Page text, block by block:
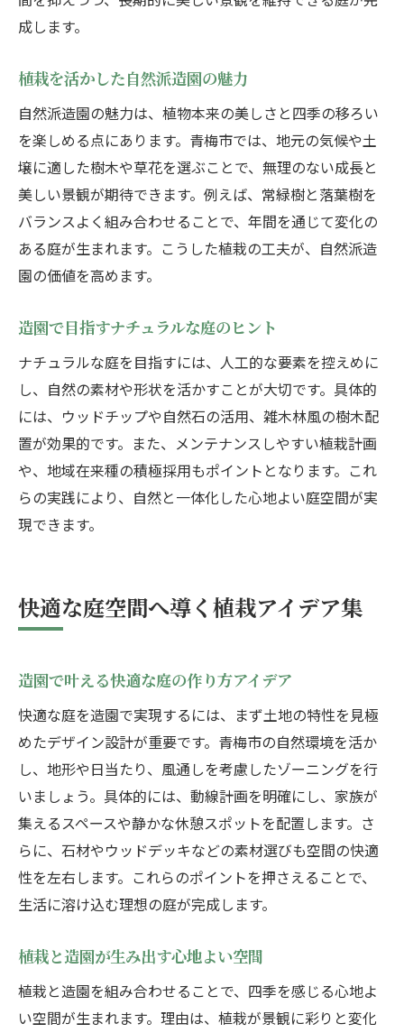
成します。
植栽を活かした自然派造園の魅力
自然派造園の魅力は、植物本来の美しさと四季の移ろい
を楽しめる点にあります。青梅市では、地元の気候や土
壌に適した樹木や草花を選ぶことで、無理のない成長と
美しい景観が期待できます。例えば、常緑樹と落葉樹を
バランスよく組み合わせることで、年間を通じて変化の
ある庭が生まれます。こうした植栽の工夫が、自然派造
園の価値を高めます。
造園で目指すナチュラルな庭のヒント
ナチュラルな庭を目指すには、人工的な要素を控えめに
し、自然の素材や形状を活かすことが大切です。具体的
には、ウッドチップや自然石の活用、雑木林風の樹木配
置が効果的です。また、メンテナンスしやすい植栽計画
や、地域在来種の積極採用もポイントとなります。これ
らの実践により、自然と一体化した心地よい庭空間が実
現できます。
快適な庭空間へ導く植栽アイデア集
造園で叶える快適な庭の作り方アイデア
快適な庭を造園で実現するには、まず土地の特性を見極
めたデザイン設計が重要です。青梅市の自然環境を活か
し、地形や日当たり、風通しを考慮したゾーニングを行
いましょう。具体的には、動線計画を明確にし、家族が
集えるスペースや静かな休憩スポットを配置します。さ
らに、石材やウッドデッキなどの素材選びも空間の快適
性を左右します。これらのポイントを押さえることで、
生活に溶け込む理想の庭が完成します。
植栽と造園が生み出す心地よい空間
植栽と造園を組み合わせることで、四季を感じる心地よ
い空間が生まれます。理由は、植栽が景観に彩りと変化